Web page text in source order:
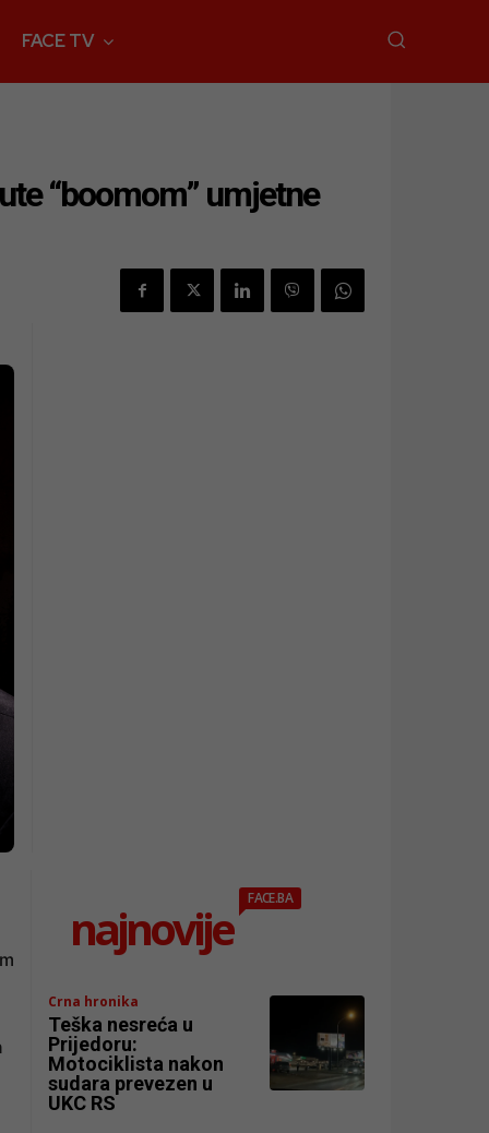
FACE TV
“boomom” umjetne
najnovije
FACE.BA
Crna hronika
Teška nesreća u
Prijedoru:
Motociklista nakon
sudara prevezen u
UKC RS